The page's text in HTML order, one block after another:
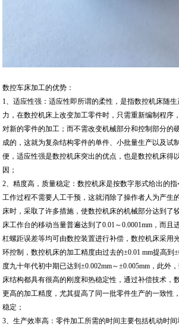
数控车床加工的优势：
1、适应性强：适应性即所谓的柔性，是指数控机床随
力，在数控机床上改变加工零件时，只需重新编制程序
对新的零件的加工；而不需改变机械部分和控制部分的
成的，这就为复杂结构零件的单件、小批量生产以及试
便，适应性强是数控机床突出的优点，也是数控机床得
因；
2、精度高，质量稳定：数控机床是按数字形式给出的
工作过程不需要人工干预，这就消除了操作者人为产生
床时，采取了许多措施，使数控机床的机械部分达到了
床工作台的移动当量普遍达到了0.01～0.0001mm，而且
杠螺距误差等均可由数控装置进行补偿，数控机床采用
环控制，数控机床的加工精度由过去的±0.01 mm提高到
度九十年代初中期已达到±0.002mm～±0.005mm，此外
床结构都具有很高的刚度和热稳定性，通过补偿技术，
更高的加工精度，尤其提高了同一批零件生产的一致性
稳定；
3、生产效率高：零件加工所需的时间主要包括机动时